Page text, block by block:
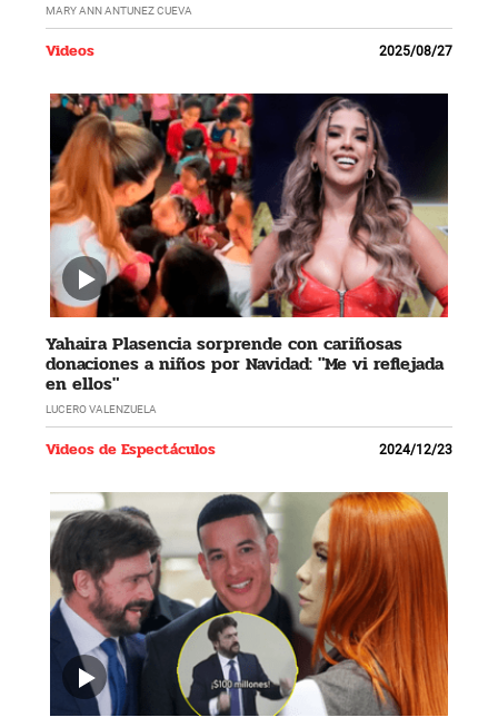
MARY ANN ANTUNEZ CUEVA
Videos 2025/08/27
Yahaira Plasencia sorprende con cariñosas
donaciones a niños por Navidad: "Me vi reflejada
en ellos"
LUCERO VALENZUELA
Videos de Espectáculos 2024/12/23